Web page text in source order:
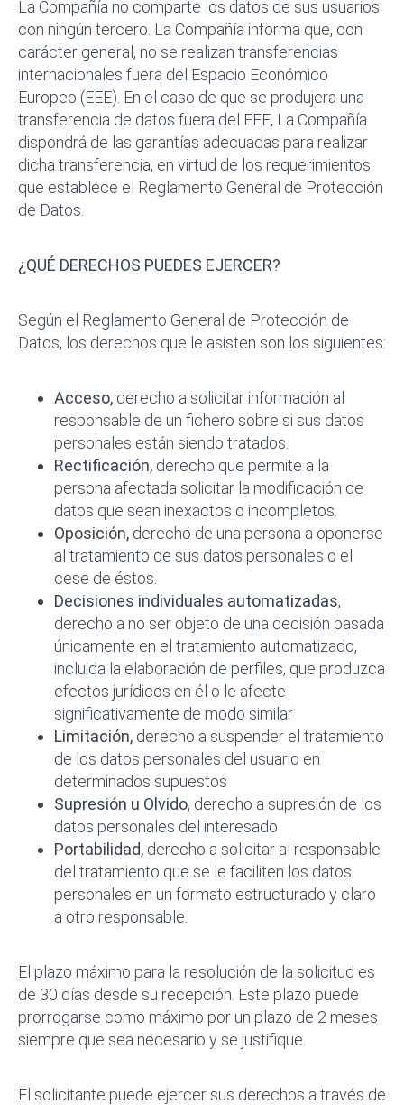
La Compañía no comparte los datos de sus usuarios
con ningún tercero. La Compañía informa que, con
carácter general, no se realizan transferencias
internacionales fuera del Espacio Económico
Europeo (EEE). En el caso de que se produjera una
transferencia de datos fuera del EEE, La Compañía
dispondrá de las garantías adecuadas para realizar
dicha transferencia, en virtud de los requerimientos
que establece el Reglamento General de Protección
de Datos.
¿QUÉ DERECHOS PUEDES EJERCER?
Según el Reglamento General de Protección de
Datos, los derechos que le asisten son los siguientes:
Acceso, derecho a solicitar información al
responsable de un fichero sobre si sus datos
personales están siendo tratados.
Rectificación, derecho que permite a la
persona afectada solicitar la modificación de
datos que sean inexactos o incompletos.
Oposición, derecho de una persona a oponerse
al tratamiento de sus datos personales o el
cese de éstos.
Decisiones individuales automatizadas,
derecho a no ser objeto de una decisión basada
únicamente en el tratamiento automatizado,
incluida la elaboración de perfiles, que produzca
efectos jurídicos en él o le afecte
significativamente de modo similar
Limitación, derecho a suspender el tratamiento
de los datos personales del usuario en
determinados supuestos
Supresión u Olvido, derecho a supresión de los
datos personales del interesado
Portabilidad, derecho a solicitar al responsable
del tratamiento que se le faciliten los datos
personales en un formato estructurado y claro
a otro responsable.
El plazo máximo para la resolución de la solicitud es
de 30 días desde su recepción. Este plazo puede
prorrogarse como máximo por un plazo de 2 meses
siempre que sea necesario y se justifique.
El solicitante puede ejercer sus derechos a través de